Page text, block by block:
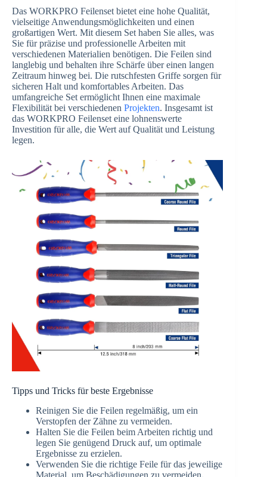
Das WORKPRO Feilenset bietet eine hohe Qualität,
vielseitige Anwendungsmöglichkeiten und einen
großartigen Wert. Mit diesem Set haben Sie alles, was
Sie für präzise und professionelle Arbeiten mit
verschiedenen Materialien benötigen. Die Feilen sind
langlebig und behalten ihre Schärfe über einen langen
Zeitraum hinweg bei. Die rutschfesten Griffe sorgen für
sicheren Halt und komfortables Arbeiten. Das
umfangreiche Set ermöglicht Ihnen eine maximale
Flexibilität bei verschiedenen Projekten. Insgesamt ist
das WORKPRO Feilenset eine lohnenswerte
Investition für alle, die Wert auf Qualität und Leistung
legen.
Tipps und Tricks für beste Ergebnisse
Reinigen Sie die Feilen regelmäßig, um ein
Verstopfen der Zähne zu vermeiden.
Halten Sie die Feilen beim Arbeiten richtig und
legen Sie genügend Druck auf, um optimale
Ergebnisse zu erzielen.
Verwenden Sie die richtige Feile für das jeweilige
Material, um Beschädigungen zu vermeiden.